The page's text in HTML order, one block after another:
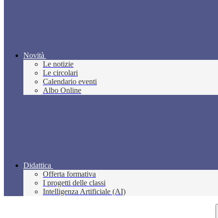
Novità
Le notizie
Le circolari
Calendario eventi
Albo Online
Didattica
Offerta formativa
I progetti delle classi
Intelligenza Artificiale (AI)